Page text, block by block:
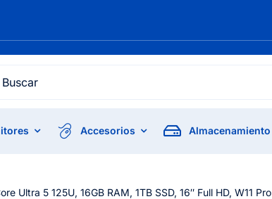
Accesorios Almacenamiento
Ultra 5 125U, 16GB RAM, 1TB SSD, 16″ Full HD, W11 Pro